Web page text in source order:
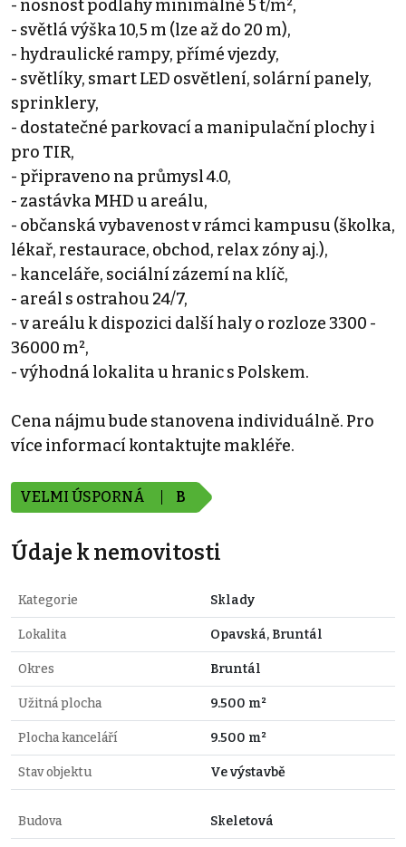
- nosnost podlahy minimálně 5 t/m²,
- světlá výška 10,5 m (lze až do 20 m),
- hydraulické rampy, přímé vjezdy,
- světlíky, smart LED osvětlení, solární panely,
sprinklery,
- dostatečné parkovací a manipulační plochy i
pro TIR,
- připraveno na průmysl 4.0,
- zastávka MHD u areálu,
- občanská vybavenost v rámci kampusu (školka,
lékař, restaurace, obchod, relax zóny aj.),
- kanceláře, sociální zázemí na klíč,
- areál s ostrahou 24/7,
- v areálu k dispozici další haly o rozloze 3300 -
36000 m²,
- výhodná lokalita u hranic s Polskem.
Cena nájmu bude stanovena individuálně. Pro
více informací kontaktujte makléře.
VELMI ÚSPORNÁ B
Údaje k nemovitosti
Kategorie Sklady
Lokalita Opavská, Bruntál
Okres Bruntál
Užitná plocha 9.500 m²
Plocha kanceláří 9.500 m²
Stav objektu Ve výstavbě
Budova Skeletová